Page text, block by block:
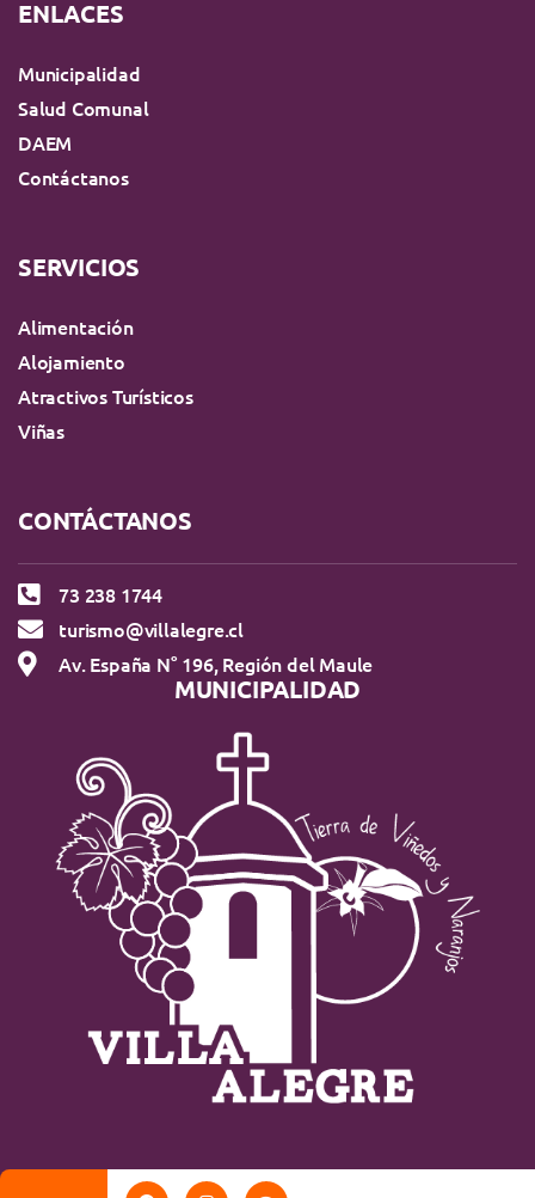
ENLACES
Municipalidad
Salud Comunal
DAEM
Contáctanos
SERVICIOS
Alimentación
Alojamiento
Atractivos Turísticos
Viñas
CONTÁCTANOS
73 238 1744
turismo@villalegre.cl
Av. España N° 196, Región del Maule
MUNICIPALIDAD